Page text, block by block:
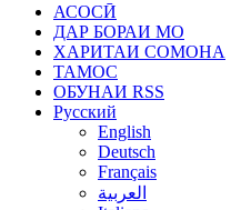
АСОСӢ
ДАР БОРАИ МО
ХАРИТАИ СОМОНА
ТАМОС
ОБУНАИ RSS
Русский
English
Deutsch
Français
العربية